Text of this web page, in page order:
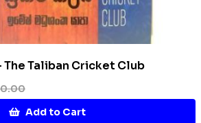
Taliban Cricket Club
Add to Cart